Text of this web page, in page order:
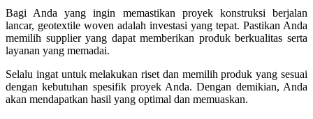
Bagi Anda yang ingin memastikan proyek konstruksi berjalan
lancar, geotextile woven adalah investasi yang tepat. Pastikan Anda
memilih supplier yang dapat memberikan produk berkualitas serta
layanan yang memadai.
Selalu ingat untuk melakukan riset dan memilih produk yang sesuai
dengan kebutuhan spesifik proyek Anda. Dengan demikian, Anda
akan mendapatkan hasil yang optimal dan memuaskan.